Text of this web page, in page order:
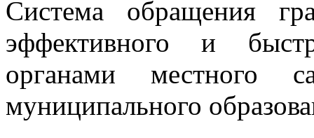
Система обращения
эффективного и
органами местного
муниципального